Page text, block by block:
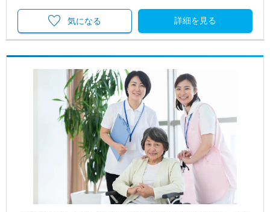
詳細を見る
気になる